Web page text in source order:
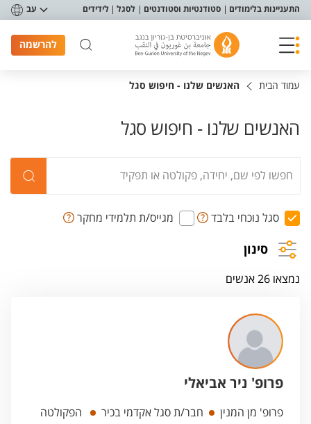
תפריט נגישות
התעניינות בלימודים סטודנטיות וסטודנטים לסגל לידידים עב
להרשמה
עמוד הבית האנשים שלנו - חיפוש סגל
האנשים שלנו - חיפוש סגל
סגל נוכחי בלבד מגייס/ת תלמידי מחקר
סינון
נמצאו 26 אנשים
פרופ' ניר אביאלי
פרופ' מן המנין חבר/ת סגל אקדמי בכיר
הפקולטה